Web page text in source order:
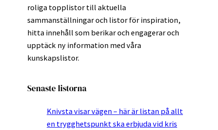
roliga topplistor till aktuella
sammanställningar och listor för inspiration,
hitta innehåll som berikar och engagerar och
upptäck ny information med våra
kunskapslistor.
Senaste listorna
Knivsta visar vägen – här är listan på allt
en trygghetspunkt ska erbjuda vid kris